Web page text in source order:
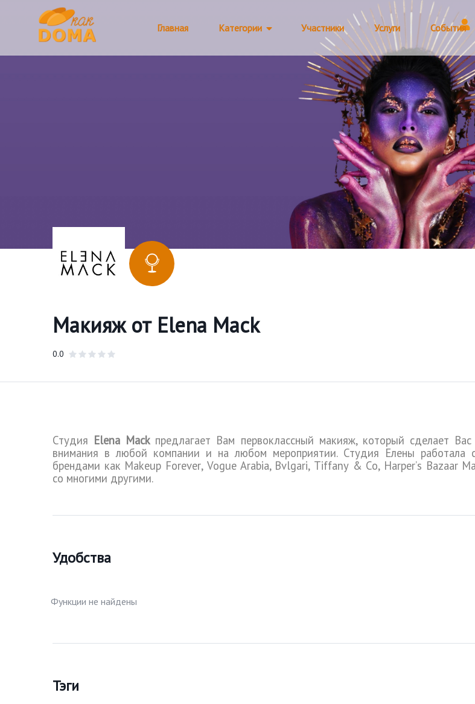
Главная Категории Участники Услуги События
Макияж от Elena Mack
0.0
Студия Elena Mack предлагает Вам первоклассный макияж, который сделает Вас
внимания в любой компании и на любом мероприятии. Студия Елены работала
брендами как Makeup Forever, Vogue Arabia, Bvlgari, Tiffany& Co, Harper’s Bazaar
со многими другими.
Удобства
Функции не найдены
Тэги